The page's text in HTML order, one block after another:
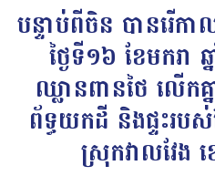
បន្ទាប់ពីចិន បានរើ
ថ្ងៃទី១៦ ខែមករ
ឈ្លានពានថៃ លើក
ព័ទ្ធយកដី និងផ្ទះរបស់
ស្រុកវាលវែង